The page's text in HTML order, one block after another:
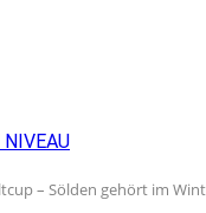
– Sölden gehört im